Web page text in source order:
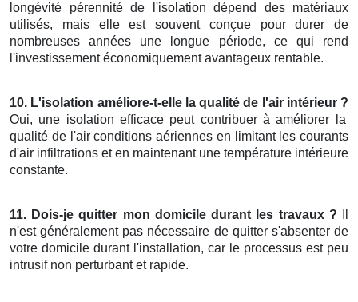
longévité pérennité de l'isolation dépend des matériaux
utilisés, mais elle est souvent conçue pour durer de
nombreuses années une longue période, ce qui rend
l'investissement économiquement avantageux rentable.
10. L'isolation améliore-t-elle la qualité de l'air intérieur ?
Oui, une isolation efficace peut contribuer à améliorer la
qualité de l'air conditions aériennes en limitant les courants
d'air infiltrations et en maintenant une température intérieure
constante.
11. Dois-je quitter mon domicile durant les travaux ?
n'est généralement pas nécessaire de quitter s'absenter de
votre domicile durant l'installation, car le processus est peu
intrusif non perturbant et rapide.